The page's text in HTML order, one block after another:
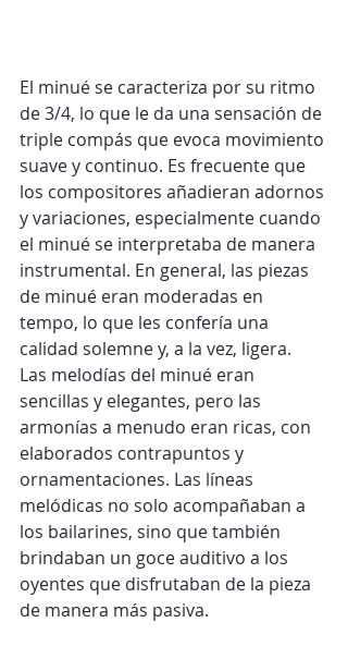
El minué se caracteriza por su ritmo
de 3/4, lo que le da una sensación de
triple compás que evoca movimiento
suave y continuo. Es frecuente que
los compositores añadieran adornos
y variaciones, especialmente cuando
el minué se interpretaba de manera
instrumental. En general, las piezas
de minué eran moderadas en
tempo, lo que les confería una
calidad solemne y, a la vez, ligera.
Las melodías del minué eran
sencillas y elegantes, pero las
armonías a menudo eran ricas, con
elaborados contrapuntos y
ornamentaciones. Las líneas
melódicas no solo acompañaban a
los bailarines, sino que también
brindaban un goce auditivo a los
oyentes que disfrutaban de la pieza
de manera más pasiva.